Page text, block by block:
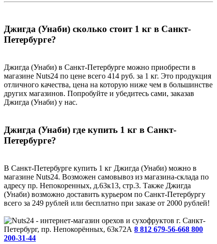
Джигда (Унаби) сколько стоит 1 кг в Санкт-
Петербурге?
Джигда (Унаби) в Санкт-Петербурге можно приобрести в
магазине Nuts24 по цене всего 414 руб. за 1 кг. Это продукция
отличного качества, цена на которую ниже чем в большинстве
других магазинов. Попробуйте и убедитесь сами, заказав
Джигда (Унаби) у нас.
Джигда (Унаби) где купить 1 кг в Санкт-
Петербурге?
В Санкт-Петербурге купить 1 кг Джигда (Унаби) можно в
магазине Nuts24. Возможен самовывоз из магазина-склада по
адресу пр. Непокоренных, д.63к13, стр.3. Также Джигда
(Унаби) возможно доставить курьером по Санкт-Петербургу
всего за 249 рублей или бесплатно при заказе от 2000 рублей!
г. Санкт-
Петербург, пр. Непокорённых, 63к72А 8 812 679-56-668 800
200-31-44